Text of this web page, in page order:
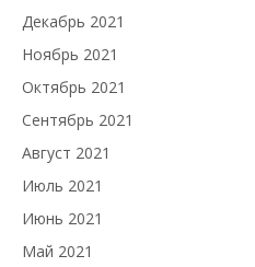
Декабрь 2021
Ноябрь 2021
Октябрь 2021
Сентябрь 2021
Август 2021
Июль 2021
Июнь 2021
Май 2021